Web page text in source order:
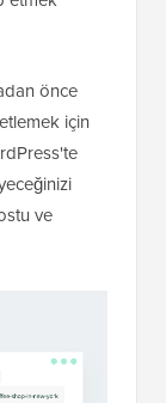
önce
için
ve